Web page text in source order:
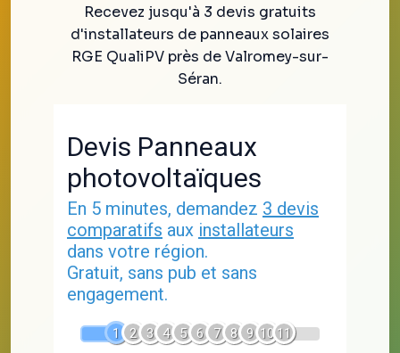
Recevez jusqu'à 3 devis gratuits
d'installateurs de panneaux solaires
RGE QualiPV près de Valromey-sur-
Séran.
Devis Panneaux
photovoltaïques
En 5 minutes, demandez 3 devis
comparatifs aux installateurs
dans votre région.
Gratuit, sans pub et sans
engagement.
1 2 3 4 5 6 7 8 9 10 11